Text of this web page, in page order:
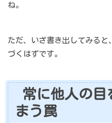
ね。
ただ、いざ書き出してみる
づくはずです。
常に他人の目
まう罠